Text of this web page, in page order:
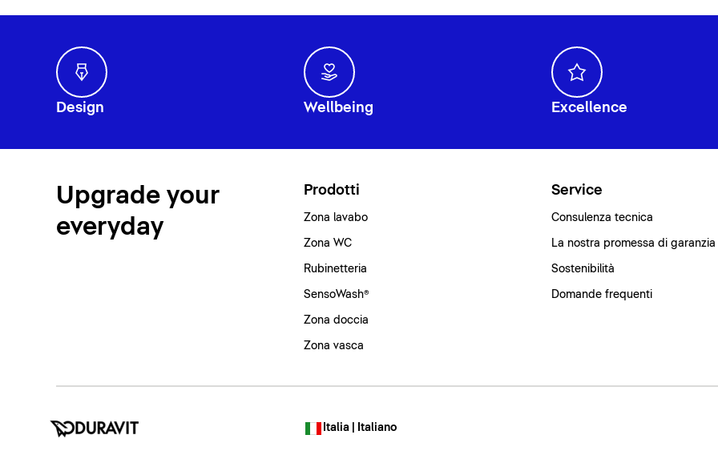
Design Wellbeing Excellence
Upgrade your
everyday
Prodotti
Zona lavabo
Zona WC
Rubinetteria
SensoWash®
Zona doccia
Zona vasca
Service
Consulenza tecnica
La nostra promessa di garanzia
Sostenibilità
Domande frequenti
Italia | Italiano